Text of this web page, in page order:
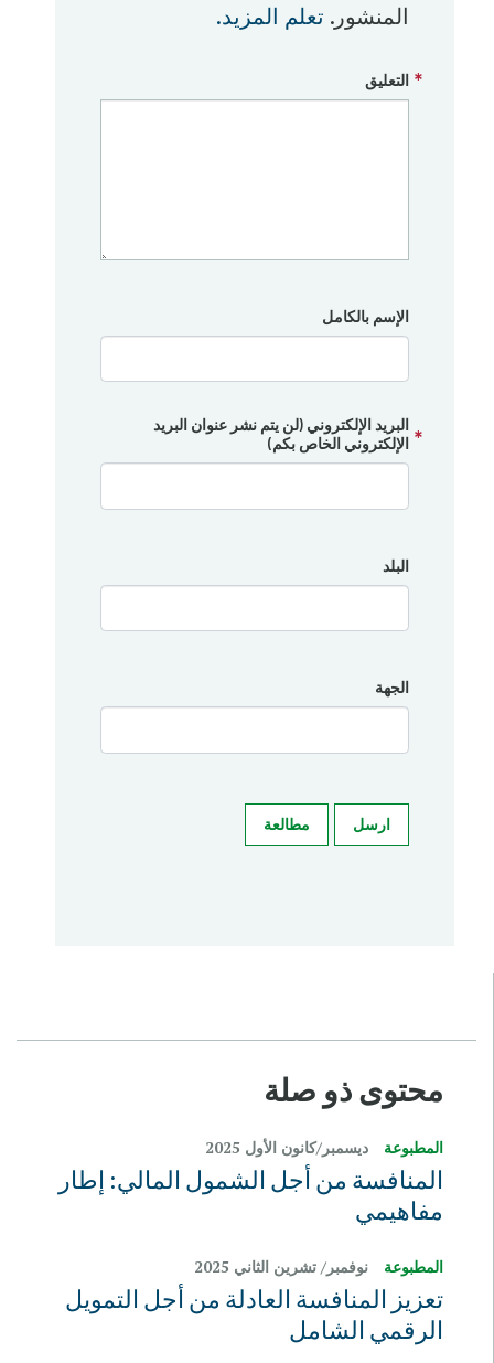
المنشور.تعلم المزيد.
التعليق
الإسم بالكامل
البريد الإلكتروني (لن يتم نشر عنوان البريد
الإلكتروني الخاص بكم)
البلد
الجهة
ارسل مطالعة
محتوى ذو صلة
المطبوعة ديسمبر/كانون الأول 2025
المنافسة من أجل الشمول المالي: إطار
مفاهيمي
المطبوعة نوفمبر/ تشرين الثاني 2025
تعزيز المنافسة العادلة من أجل التمويل
الرقمي الشامل